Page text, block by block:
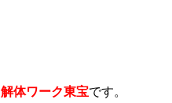
解体ワーク東宝です。